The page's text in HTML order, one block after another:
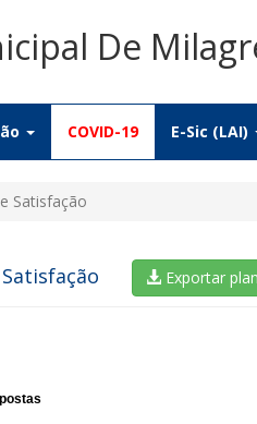
De
COVID-19 E-Sic (LAI)
Satisfação
Satisfação Exportar